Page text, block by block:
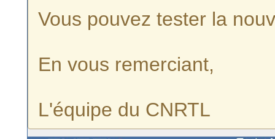
Vous pouvez tester la
En vous remerciant,
L'équipe du CNRTL